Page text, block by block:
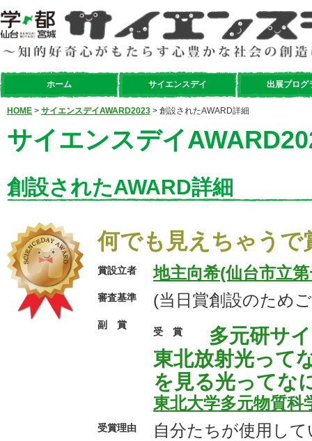
ホーム サイエンスデイ 出展プログ
HOME > サイエンスデイAWARD2023 > 創設されたAWARD詳細
サイエンスデイ
創設されたAWARD詳細
何でも見えちゃうで
賞設立者 地主向希(仙台市立
審査基準 (当日賞創設のため
副 賞
受 賞
多元研サ
東北放射光って
を見る光ってな
東北大学多元物質科
受賞理由
自分たちが使用し